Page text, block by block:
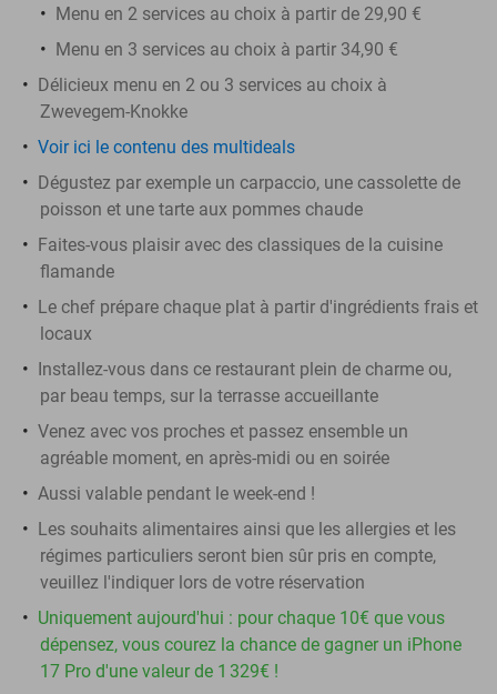
Menu en 2 services au choix à partir de 29,90 €
Menu en 3 services au choix à partir 34,90 €
Délicieux menu en 2 ou 3 services au choix à
Zwevegem-Knokke
Voir ici le contenu des multideals
Dégustez par exemple un carpaccio, une cassolette de
poisson et une tarte aux pommes chaude
Faites-vous plaisir avec des classiques de la cuisine
flamande
Le chef prépare chaque plat à partir d'ingrédients frais et
locaux
Installez-vous dans ce restaurant plein de charme ou,
par beau temps, sur la terrasse accueillante
Venez avec vos proches et passez ensemble un
agréable moment, en après-midi ou en soirée
Aussi valable pendant le week-end !
Les souhaits alimentaires ainsi que les allergies et les
régimes particuliers seront bien sûr pris en compte,
veuillez l'indiquer lors de votre réservation
Uniquement aujourd'hui : pour chaque 10€ que vous
dépensez, vous courez la chance de gagner un iPhone
17 Pro d'une valeur de 1 329€ !